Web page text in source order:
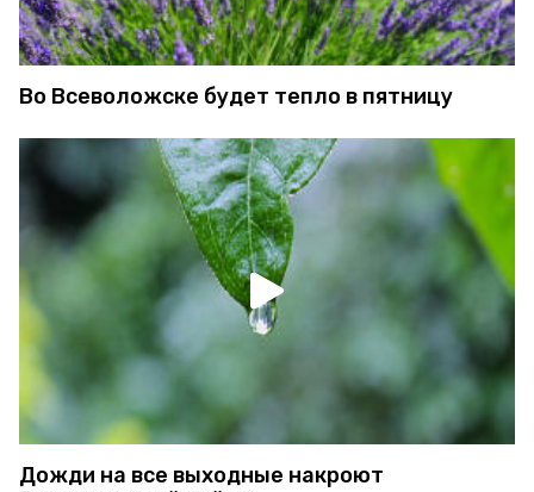
Во Всеволожске будет тепло в пятницу
Дожди на все выходные накроют